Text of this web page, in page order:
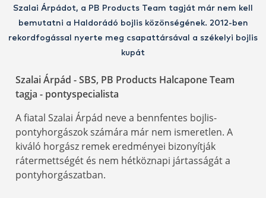
Szalai Árpádot, a PB Products Team tagját már nem kell
bemutatni a Haldorádó bojlis közönségének. 2012-ben
rekordfogással nyerte meg csapattársával a székelyi bojlis
kupát
Szalai Árpád - SBS, PB Products Halcapone Team
tagja - pontyspecialista
A fiatal Szalai Árpád neve a bennfentes bojlis-
pontyhorgászok számára már nem ismeretlen. A
kiváló horgász remek eredményei bizonyítják
rátermettségét és nem hétköznapi jártasságát a
pontyhorgászatban.